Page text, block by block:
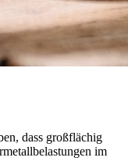
dass großflächig
im